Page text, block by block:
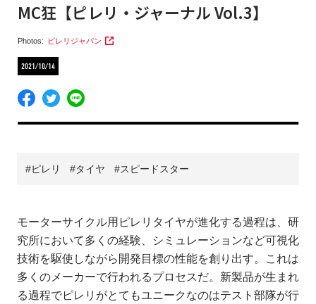
MC狂【ピレリ・ジャーナル Vol.3】
Photos: ピレリジャパン
2021/10/14
ピレリ タイヤ スピードスター
モーターサイクル用ピレリタイヤが進化する過程は、研
究所において多くの経験、シミュレーションなど可視化
技術を駆使しながら開発目標の性能を創り出す。これは
多くのメーカーで行われるプロセスだ。新製品が生まれ
る過程でピレリがとてもユニークなのはテスト部隊が行